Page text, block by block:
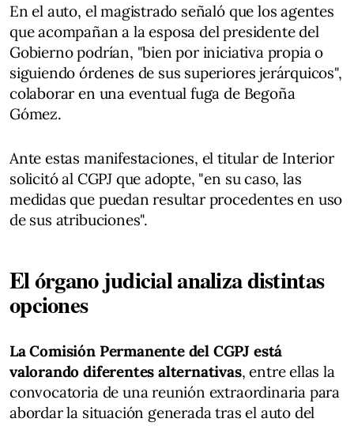
En el auto, el magistrado señaló que los agentes
que acompañan a la esposa del presidente del
Gobierno podrían, "bien por iniciativa propia o
siguiendo órdenes de sus superiores jerárquicos",
colaborar en una eventual fuga de Begoña
Gómez.
Ante estas manifestaciones, el titular de Interior
solicitó al CGPJ que adopte, "en su caso, las
medidas que puedan resultar procedentes en uso
de sus atribuciones".
El órgano judicial analiza distintas
opciones
La Comisión Permanente del CGPJ está
valorando diferentes alternativas, entre ellas la
convocatoria de una reunión extraordinaria para
abordar la situación generada tras el auto del